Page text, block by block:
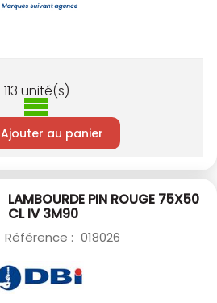
113 unité(s)
Ajouter au panier
LAMBOURDE PIN ROUGE 75X50
CL IV 3M90
Référence : 018026